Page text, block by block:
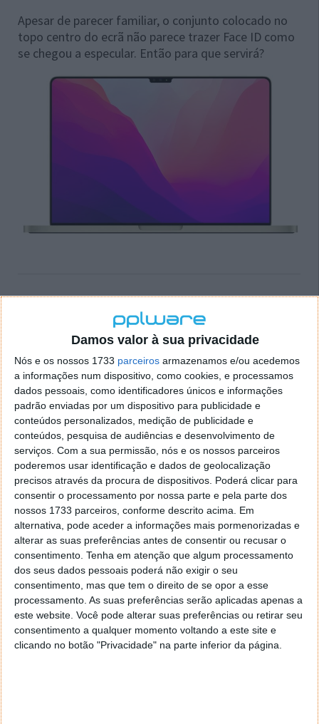
Damos valor à sua privacidade
Nós e os nossos 1733 parceiros armazenamos e/ou acedemos
a informações num dispositivo, como cookies, e processamos
dados pessoais, como identificadores únicos e informações
padrão enviadas por um dispositivo para publicidade e
conteúdos personalizados, medição de publicidade e
conteúdos, pesquisa de audiências e desenvolvimento de
serviços. Com a sua permissão, nós e os nossos parceiros
poderemos usar identificação e dados de geolocalização
precisos através da procura de dispositivos. Poderá clicar para
consentir o processamento por nossa parte e pela parte dos
nossos 1733 parceiros, conforme descrito acima. Em
alternativa, pode aceder a informações mais pormenorizadas e
alterar as suas preferências antes de consentir ou recusar o
consentimento. Tenha em atenção que algum processamento
dos seus dados pessoais poderá não exigir o seu
consentimento, mas que tem o direito de se opor a esse
processamento. As suas preferências serão aplicadas apenas a
este website. Você pode alterar suas preferências ou retirar seu
consentimento a qualquer momento voltando a este site e
clicando no botão "Privacidade" na parte inferior da página.
Apesar de parecer familiar, o conjunto colocado no
topo centro do ecrã não parece trazer Face ID como
se chegou a especular. Então para que servirá?
Nova “fuga de informação” diz que
Apple irá lançar os AirPods 3 no evento
‘Unleashed’
13 OUT 2021·APPLE COMENTAR
Os auscultadores AirPods 3 serão, provavelmente, o
produto Apple com mais rumores em cima da sua
hipotética existência. Hámais de dois anosque este
D. Sebastião está para chegar. Assim, anunciado um
novo evento, o ‘Unleashed’, que deverá ser dedicado
aos novos MacBooks Pro com o SoC M1X, abre-se
mais uma oportunidade do lançamento dos novos
AirPods, segundo as “fugas de informação”.
Esteleakfoi partilhado na rede social chinesa Weibo.
Será que é desta que chegam os AirPods de terceira
geração?